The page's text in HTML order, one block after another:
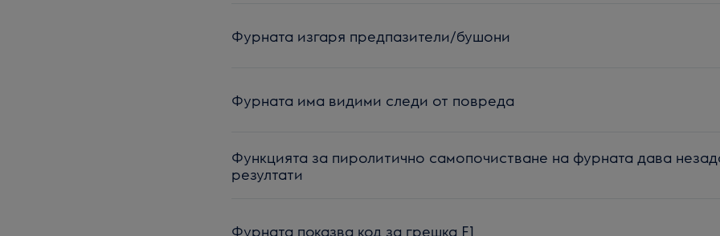
Фурната изгаря предпазители/бушони
Фурната има видими следи от повреда
Функцията за пиролитично самопочистване на фурната дава
резултати
Фурната показва код за грешка F1